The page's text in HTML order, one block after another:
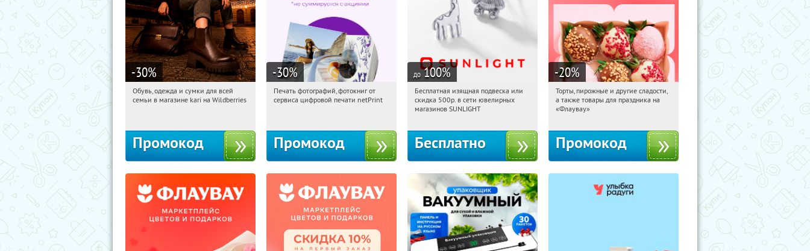
-30%
07:55:53 Получили:
Обувь, одежда и сумки для всей
семьи в магазине kari на Wildberries
Промокод
-30%
07:55:53 Получили:
Печать фотографий, фотокниг от
сервиса цифровой печати netPrint
Промокод
до 100%
07:55:53 Получили:
Россия
Бесплатная изящная подвеска или
скидка 500р. в сети ювелирных
магазинов SUNLIGHT
Бесплатно
-20%
07:55:53 Получили:
Россия
Торты, пирожные и другие сладости,
а также товары для праздника на
«Флаувау»
Промокод